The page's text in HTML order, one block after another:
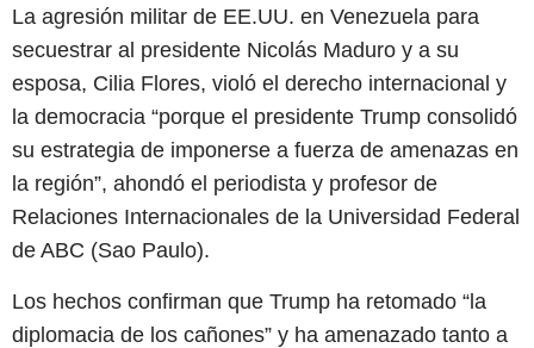
La agresión militar de EE.UU. en Venezuela para
secuestrar al presidente Nicolás Maduro y a su
esposa, Cilia Flores, violó el derecho internacional y
la democracia “porque el presidente Trump consolidó
su estrategia de imponerse a fuerza de amenazas en
la región”, ahondó el periodista y profesor de
Relaciones Internacionales de la Universidad Federal
de ABC (Sao Paulo).
Los hechos confirman que Trump ha retomado “la
diplomacia de los cañones” y ha amenazado tanto a